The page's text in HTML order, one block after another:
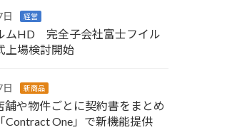
経営
ムHD 完全子会社富士フイル
上場検討開始
新商品
や物件ごとに契約書をまとめ
One」で新機能提供